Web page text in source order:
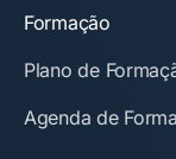
Formação
Plano de
Agenda de